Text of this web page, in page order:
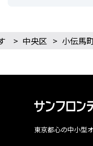
> 中央区 > 小伝馬
東京都心の中小型